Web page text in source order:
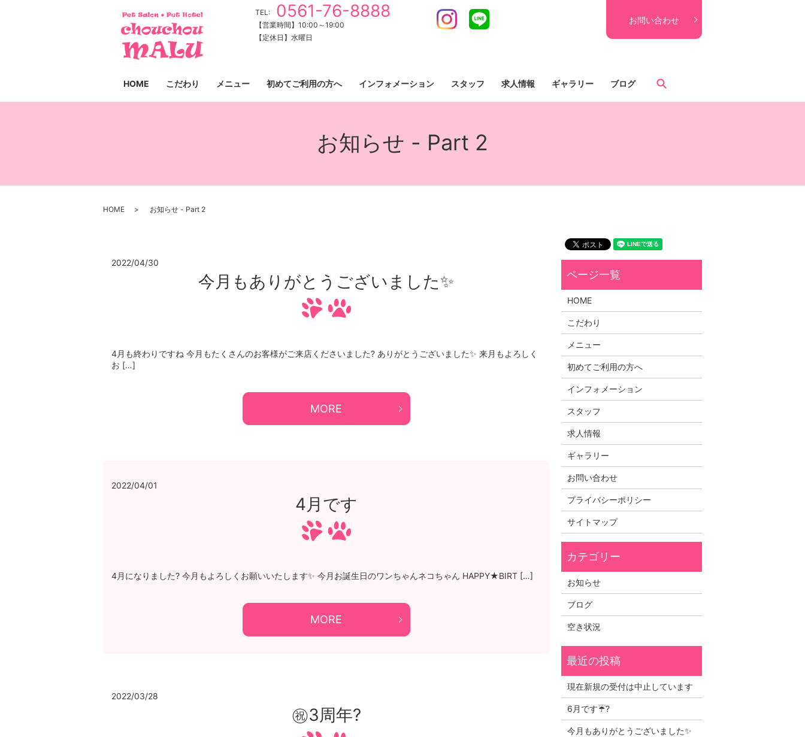
TEL: 0561-76-8888
【営業時間】10:00～19:00
【定休日】水曜日
Instagram お問い合わせ
HOME こだわり メニュー 初めてご利用の方へ インフォメーション スタッフ 求人情報 ギャラリー ブログ
お知らせ - Part 2
HOME お知らせ - Part 2
2022/04/30
今月もありがとうございました✨
4月も終わりですね 今月もたくさんのお客様がご来店くださいました? ありがとうございました✨ 来月もよろしく
お […]
MORE
2022/04/01
4月です
4月になりました? 今月もよろしくお願いいたします✨ 今月お誕生日のワンちゃんネコちゃん HAPPY★BIRT […]
MORE
2022/03/28
㊗3周年?
HOME
こだわり
メニュー
初めてご利用の方へ
インフォメーション
スタッフ
求人情報
ギャラリー
お問い合わせ
プライバシーポリシー
サイトマップ
お知らせ
ブログ
空き状況
現在新規の受付は中止しています
6月です☔?
今月もありがとうございました✨